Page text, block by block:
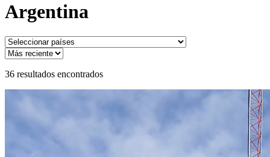
Argentina
36 resultados encontrados